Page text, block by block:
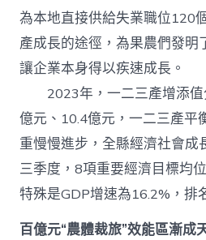
為本地直接供給失業職位120
產成長的途徑，為果農們發明
讓企業本身得以疾速成長。
2023年，一二三產增添值
億元、10.4億元，一二三產平
重慢慢進步，全縣經濟社會
三季度，8項重要經濟目標均
特殊是GDP增速為16.2%，排
百億元“農體裁旅”效能區漸成